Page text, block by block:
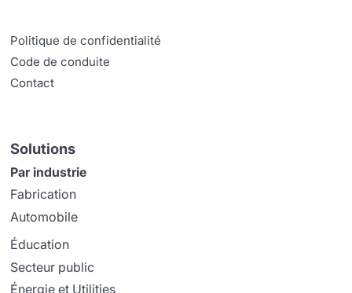
Politique de confidentialité
Code de conduite
Contact
Solutions
Par industrie
Fabrication
Automobile
Éducation
Secteur public
Énergie et Utilities